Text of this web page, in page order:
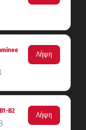
Λήψη
B2
Λήψη